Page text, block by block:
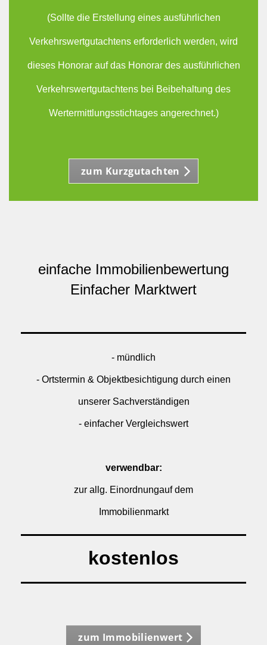
(Sollte die Erstellung eines ausführlichen
Verkehrswertgutachtens erforderlich werden, wird
dieses Honorar auf das Honorar des ausführlichen
Verkehrswertgutachtens bei Beibehaltung des
Wertermittlungsstichtages angerechnet.)
zum Kurzgutachten
einfache Immobilienbewertung
Einfacher Marktwert
- mündlich
- Ortstermin & Objektbesichtigung durch einen
unserer Sachverständigen
- einfacher Vergleichswert
verwendbar:
zur allg. Einordnungauf dem
Immobilienmarkt
kostenlos
zum Immobilienwert